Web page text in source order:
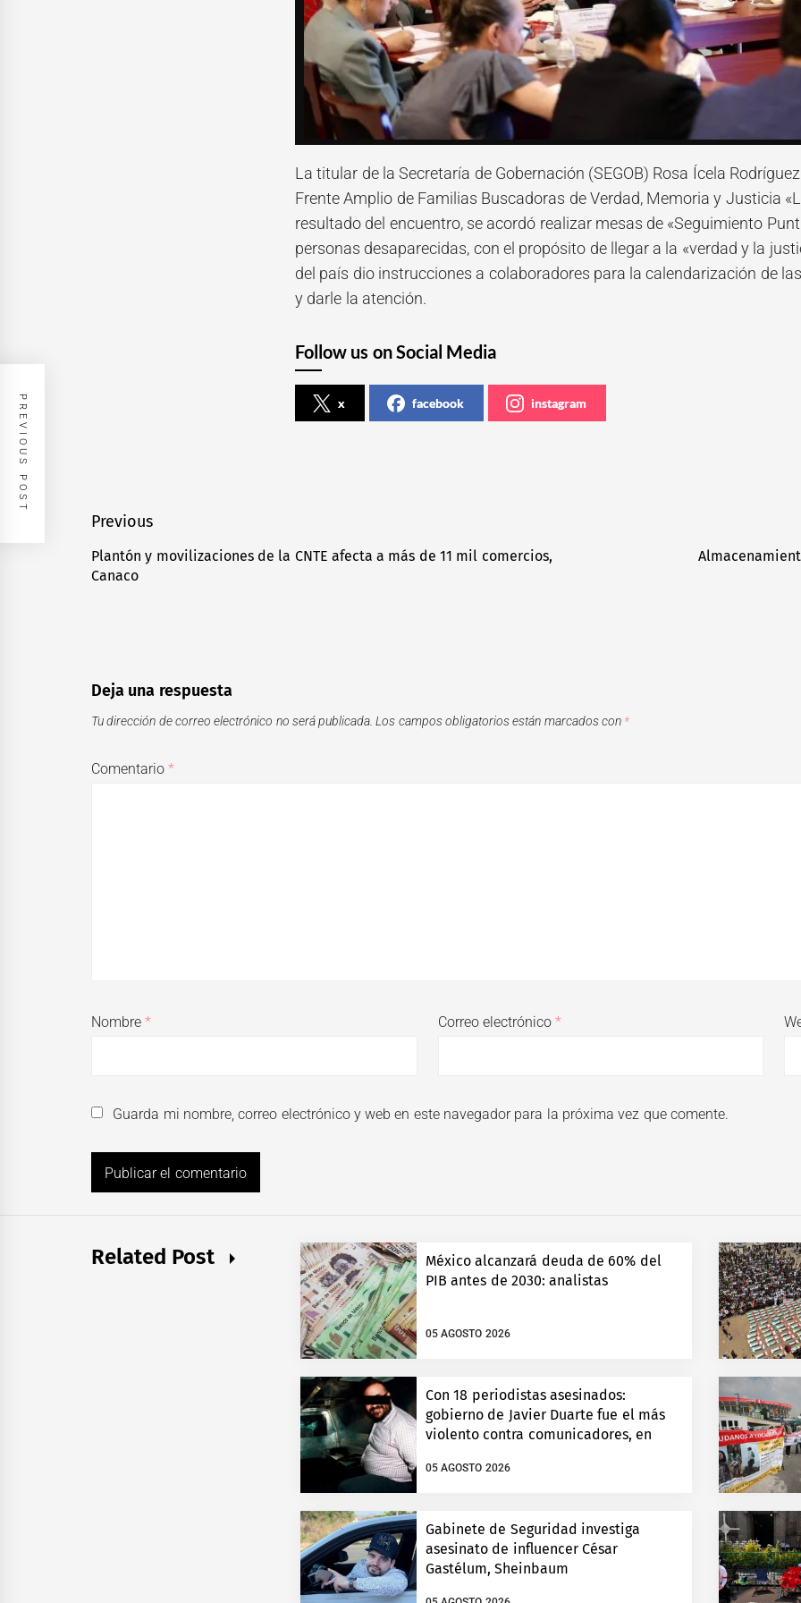
La titular de la Secretaría de Gobernación (SEGOB) Rosa Ícela
Frente Amplio de Familias Buscadoras de Verdad, Memoria y Justicia
resultado del encuentro, se acordó realizar mesas de «Seguimiento
personas desaparecidas, con el propósito de llegar a la «verdad y la
del país dio instrucciones a colaboradores para la calendarización de
y darle la atención.
Follow us on Social Media
x facebook instagram
Navegación
de
entradas
Previous
Previous
post:
Plantón y movilizaciones de la CNTE afecta a más de 11 mil comercios,
Canaco
PREVIOUS POST
Deja una respuesta
Tu dirección de correo electrónico no será publicada. Los campos obligatorios están marcados con *
Comentario*
Nombre* Correo electrónico*
Guarda mi nombre, correo electrónico y web en este navegador para la próxima vez que comente.
Related Post
México alcanzará deuda de 60% del
PIB antes de 2030: analistas
05 AGOSTO 2026
Con 18 periodistas asesinados:
gobierno de Javier Duarte fue el más
violento contra comunicadores, en
05 AGOSTO 2026
Gabinete de Seguridad investiga
asesinato de influencer César
Gastélum, Sheinbaum